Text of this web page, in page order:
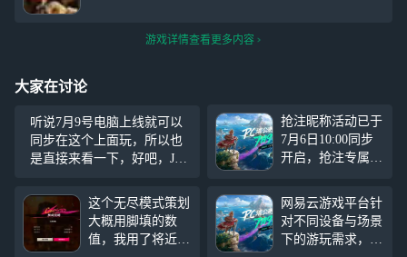
游戏详情查看更多内容
大家在讨论
听说7月9号电脑上线就可以
同步在这个上面玩，所以也
是直接来看一下，好吧，Jok
抢注昵称活动已于
7月6日10:00同步
开启，抢注专属昵
海记住你的方式
《遗忘之海》PC
端将于7月9日 10:0
0正式开服！ 网易
这个无尽模式策划
大概用脚填的数
值，我用了将近20
网易云游戏平台针
对不同设备与场景
下的游玩需求，手